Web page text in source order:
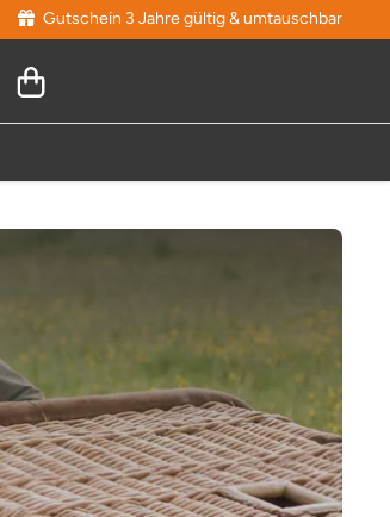
Gutschein 3 Jahre gültig & umtauschbar